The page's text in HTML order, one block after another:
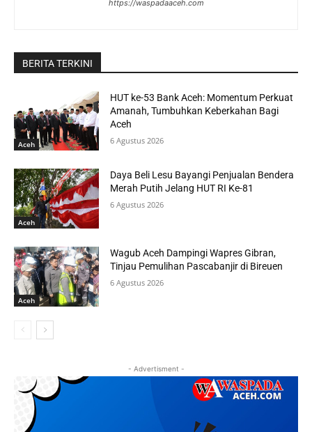
https://waspadaaceh.com
BERITA TERKINI
Aceh
HUT ke-53 Bank Aceh: Momentum Perkuat
Amanah, Tumbuhkan Keberkahan Bagi
Aceh
6 Agustus 2026
Aceh
Daya Beli Lesu Bayangi Penjualan Bendera
Merah Putih Jelang HUT RI Ke-81
6 Agustus 2026
Aceh
Wagub Aceh Dampingi Wapres Gibran,
Tinjau Pemulihan Pascabanjir di Bireuen
6 Agustus 2026
- Advertisment -